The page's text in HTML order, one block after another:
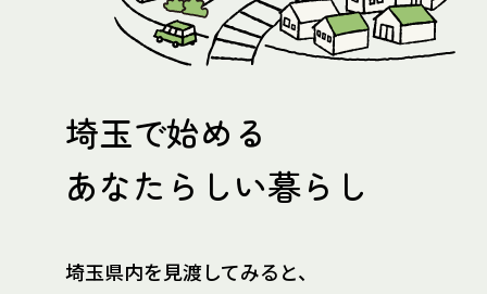
埼玉で始める
あなたらしい暮らし
埼玉県内を見渡してみると、